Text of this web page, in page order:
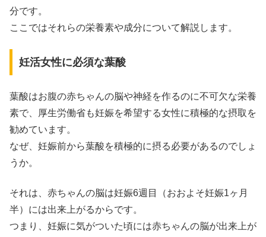
分です。
ここではそれらの栄養素や成分について解説します。
妊活女性に必須な葉酸
葉酸はお腹の赤ちゃんの脳や神経を作るのに不可欠な栄養
素で、厚生労働省も妊娠を希望する女性に積極的な摂取を
勧めています。
なぜ、妊娠前から葉酸を積極的に摂る必要があるのでしょ
うか。
それは、赤ちゃんの脳は妊娠6週目（おおよそ妊娠1ヶ月
半）には出来上がるからです。
つまり、妊娠に気がついた頃には赤ちゃんの脳が出来上が